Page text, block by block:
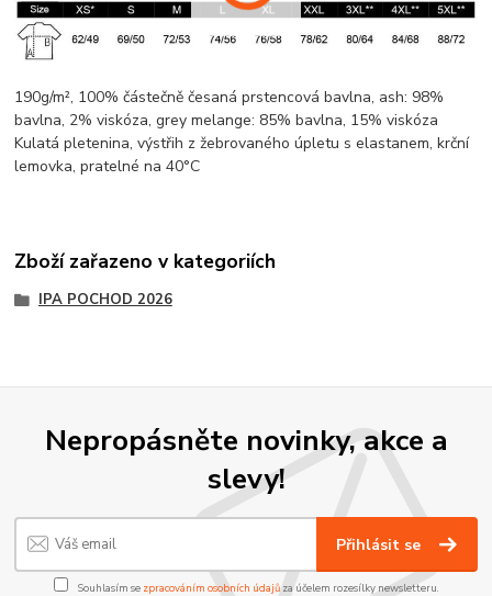
190g/m², 100% částečně česaná prstencovábavlna, ash: 98%
bavlna, 2%viskóza, greymelange: 85%bavlna, 15%viskóza
Kulatá pletenina, výstřih z žebrovaného úpletu s elastanem,krční
lemovka, pratelné na 40°C
Zboží zařazeno v kategoriích
IPA POCHOD 2026
Nepropásněte novinky, akce a
slevy!
Přihlásit se
Souhlasím se zpracováním osobních údajůza účelem rozesílky newsletteru.